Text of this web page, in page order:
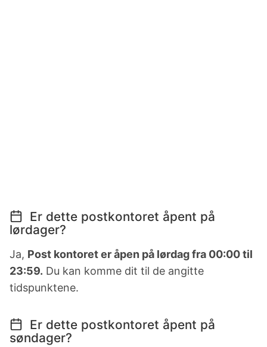
Er dette postkontoret åpent på
lørdager?
Ja, Post kontoret er åpen på lørdag fra 00:00 til
23:59. Du kan komme dit til de angitte
tidspunktene.
Er dette postkontoret åpent på
søndager?